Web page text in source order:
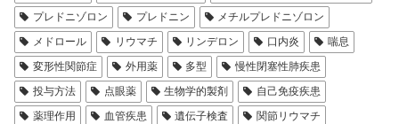
プレドニゾロン
プレドニン
メチルプレドニゾロン
メドロール
リウマチ リンデロン 口内炎
喘息
変形性関節症
外用薬 多型
慢性閉塞性肺疾患
投与方法
点眼薬 生物学的製剤
自己免疫疾患
薬理作用
血管疾患 遺伝子検査
関節リウマチ